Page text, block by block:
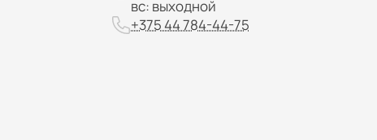
вс: выходной
+375 44 784-44-75